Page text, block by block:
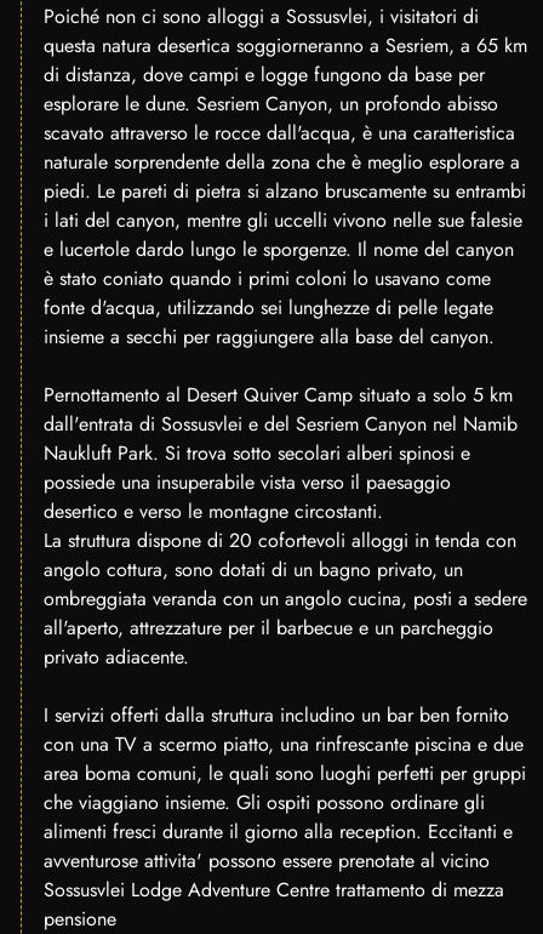
Poiché non ci sono alloggi a Sossusvlei, i visitatori di
questa natura desertica soggiorneranno a Sesriem, a 65 km
di distanza, dove campi e logge fungono da base per
esplorare le dune. Sesriem Canyon, un profondo abisso
scavato attraverso le rocce dall'acqua, è una caratteristica
naturale sorprendente della zona che è meglio esplorare a
piedi. Le pareti di pietra si alzano bruscamente su entrambi
i lati del canyon, mentre gli uccelli vivono nelle sue falesie
e lucertole dardo lungo le sporgenze. Il nome del canyon
è stato coniato quando i primi coloni lo usavano come
fonte d'acqua, utilizzando sei lunghezze di pelle legate
insieme a secchi per raggiungere alla base del canyon.
Pernottamento al Desert Quiver Camp situato a solo 5 km
dall'entrata di Sossusvlei e del Sesriem Canyon nel Namib
Naukluft Park. Si trova sotto secolari alberi spinosi e
possiede una insuperabile vista verso il paesaggio
desertico e verso le montagne circostanti.
La struttura dispone di 20 cofortevoli alloggi in tenda con
angolo cottura, sono dotati di un bagno privato, un
ombreggiata veranda con un angolo cucina, posti a sedere
all'aperto, attrezzature per il barbecue e un parcheggio
privato adiacente.
I servizi offerti dalla struttura includino un bar ben fornito
con una TV a scermo piatto, una rinfrescante piscina e due
area boma comuni, le quali sono luoghi perfetti per gruppi
che viaggiano insieme. Gli ospiti possono ordinare gli
alimenti fresci durante il giorno alla reception. Eccitanti e
avventurose attivita' possono essere prenotate al vicino
Sossusvlei Lodge Adventure Centre trattamento di mezza
pensione